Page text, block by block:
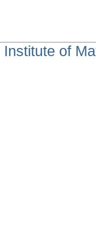
Institute of